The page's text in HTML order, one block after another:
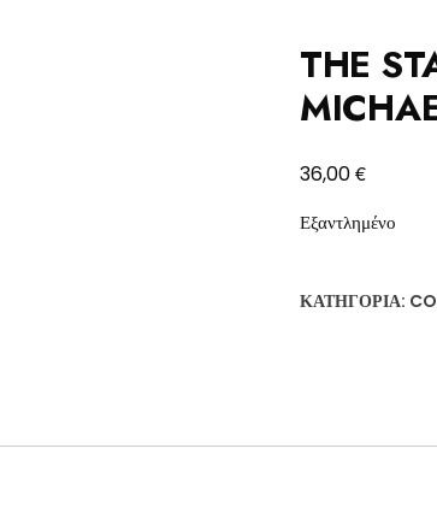
THE
36,00€
Εξαντλημένο
ΚΑΤΗΓΟΡΊΑ: